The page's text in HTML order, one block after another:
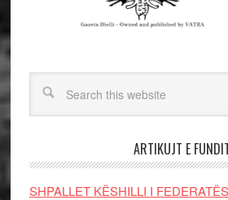
ARTIKUJT E
SHPALLET KËSHILLI I